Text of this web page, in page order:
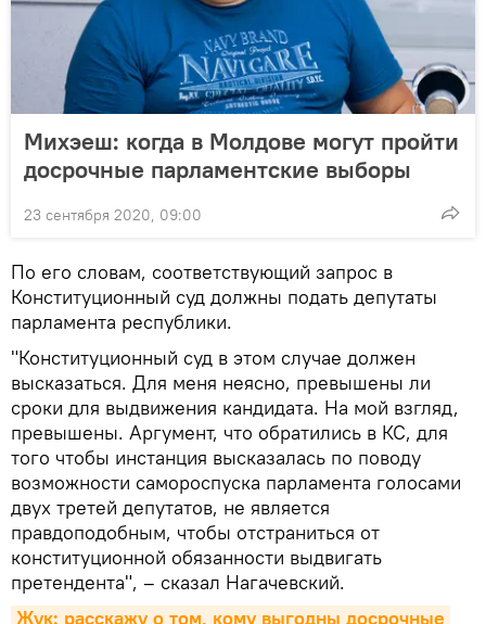
Михэеш: когда в Молдове могут пройти
досрочные парламентские выборы
23 сентября 2020, 09:00
По его словам, соответствующий запрос в
Конституционный суд должны подать депутаты
парламента республики.
"Конституционный суд в этом случае должен
высказаться. Для меня неясно, превышены ли
сроки для выдвижения кандидата. На мой взгляд,
превышены. Аргумент, что обратились в КС, для
того чтобы инстанция высказалась по поводу
возможности самороспуска парламента голосами
двух третей депутатов, не является
правдоподобным, чтобы отстраниться от
конституционной обязанности выдвигать
претендента", – сказал Нагачевский.
Жук: расскажу о том, кому выгодны досрочные